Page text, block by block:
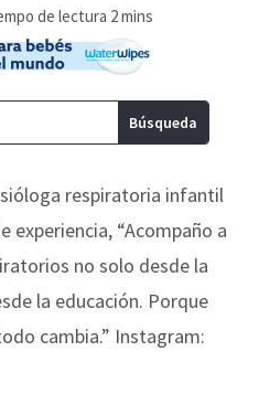
respiratoria infantil
experiencia, “Acompaño a
no solo desde la
la educación. Porque
cambia.” Instagram: